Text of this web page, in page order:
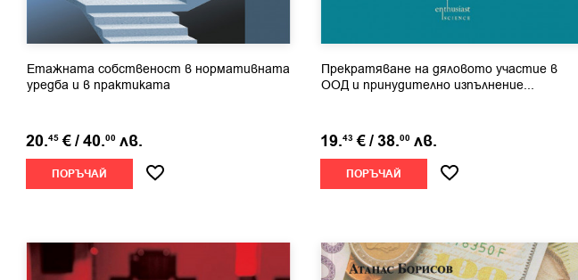
Етажната собственост в нормативната
уредба и в практиката
20.45 €/40.00 лв.
ПОРЪЧАЙ
Прекратяване на дяловото участие в
ООД и принудително изпълнение...
19.43 €/38.00 лв.
ПОРЪЧАЙ